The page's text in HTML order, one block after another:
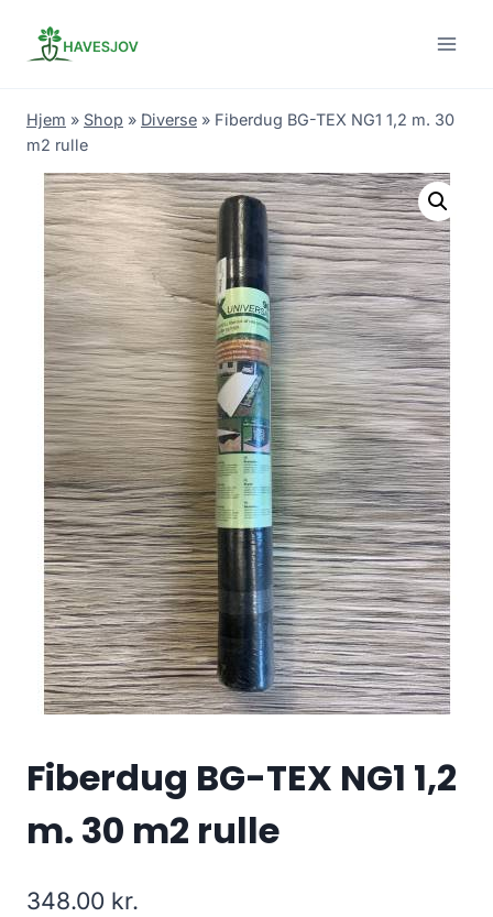
Hjem » Shop » Diverse » Fiberdug BG-TEX NG1 1,2 m. 30
m2 rulle
Fiberdug BG-TEX NG1 1,2
m. 30 m2 rulle
348.00 kr.